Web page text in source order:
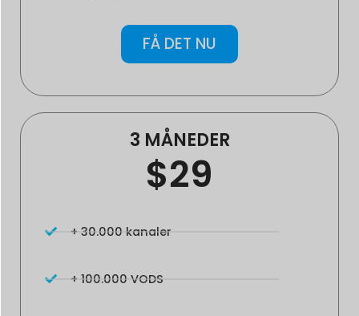
FÅ DET NU
3 MÅNEDER
$29
+ 30.000 kanaler
+ 100.000 VODS